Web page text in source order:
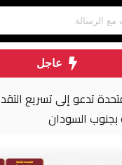
عاجل
إلى تسريع التقدم في